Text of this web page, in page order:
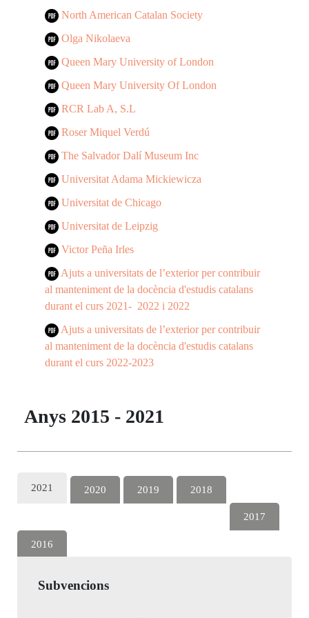
North American Catalan Society
Olga Nikolaeva
Queen Mary University of London
Queen Mary University Of London
RCR Lab A, S.L
Roser Miquel Verdú
The Salvador Dalí Museum Inc
Universitat Adama Mickiewicza
Universitat de Chicago
Universitat de Leipzig
Victor Peña Irles
Ajuts a universitats de l’exterior per contribuir
al manteniment de la docència d'estudis catalans
durant el curs 2021- 2022 i 2022
Ajuts a universitats de l’exterior per contribuir
al manteniment de la docència d'estudis catalans
durant el curs 2022-2023
Anys 2015 - 2021
2021 2020 2019 2018
2017
2016
Subvencions